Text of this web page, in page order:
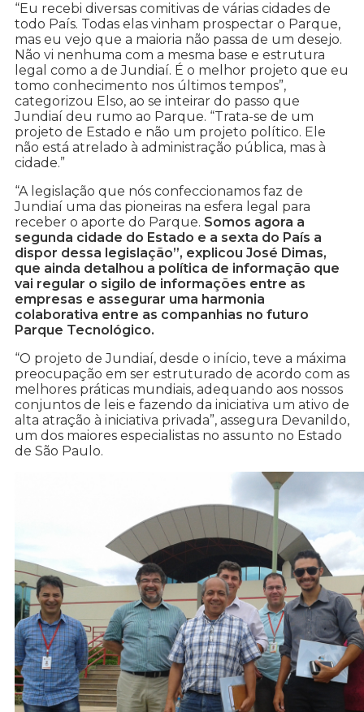
“Eu recebi diversas comitivas de várias cidades de
todo País. Todas elas vinham prospectar o Parque,
mas eu vejo que a maioria não passa de um desejo.
Não vi nenhuma com a mesma base e estrutura
legal como a de Jundiaí. É o melhor projeto que eu
tomo conhecimento nos últimos tempos”,
categorizou Elso, ao se inteirar do passo que
Jundiaí deu rumo ao Parque. “Trata-se de um
projeto de Estado e não um projeto político. Ele
não está atrelado à administração pública, mas à
cidade.”
“A legislação que nós confeccionamos faz de
Jundiaí uma das pioneiras na esfera legal para
receber o aporte do Parque. Somos agora a
segunda cidade do Estado e a sexta do País a
dispor dessa legislação”, explicou José Dimas,
que ainda detalhou a política de informação que
vai regular o sigilo de informações entre as
empresas e assegurar uma harmonia
colaborativa entre as companhias no futuro
Parque Tecnológico.
“O projeto de Jundiaí, desde o início, teve a máxima
preocupação em ser estruturado de acordo com as
melhores práticas mundiais, adequando aos nossos
conjuntos de leis e fazendo da iniciativa um ativo de
alta atração à iniciativa privada”, assegura Devanildo,
um dos maiores especialistas no assunto no Estado
de São Paulo.